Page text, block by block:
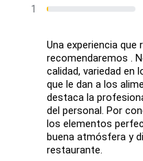
1
Una experiencia que
recomendaremos .
calidad, variedad en
que le dan a los
destaca la
del personal. Por
los elementos
buena atmósfera y
restaurante.